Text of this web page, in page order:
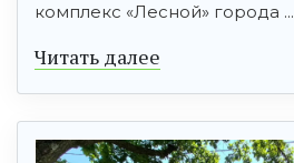
комплекс «Лесной» города ...
Читать далее